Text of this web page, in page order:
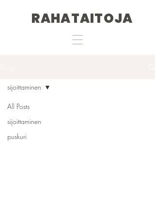
RAHATAITOJA
All Posts
sijoittaminen
puskuri
sijoittaminen